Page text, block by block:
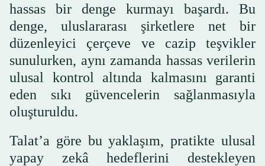
hassas bir denge kurmayı başardı. Bu
denge, uluslararası şirketlere net bir
düzenleyici çerçeve ve cazip teşvikler
sunulurken, aynı zamanda hassas verilerin
ulusal kontrol altında kalmasını garanti
eden sıkı güvencelerin sağlanmasıyla
oluşturuldu.
Talat’a göre bu yaklaşım, pratikte ulusal
yapay zekâ hedeflerini destekleyen